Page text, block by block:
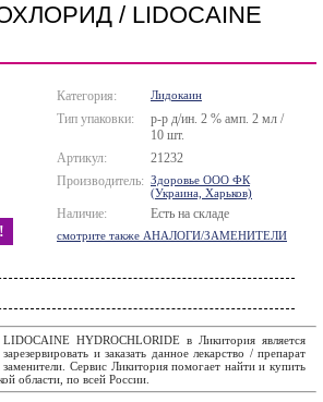
/ LIDOCAINE
Категория: Лидокаин
Тип упаковки:
р-р д/ин. 2 % амп. 2 мл /
10 шт.
Артикул:
21232
Производитель: Здоровье ООО ФК
(Украина, Харьков)
Наличие: Есть на складе
смотрите также АНАЛОГИ/ЗАМЕНИТЕЛИ
HYDROCHLORIDE в Ликитория является
и заказать данное лекарство / препарат
Сервис Ликитория помогает найти и купить
области, по всей России.